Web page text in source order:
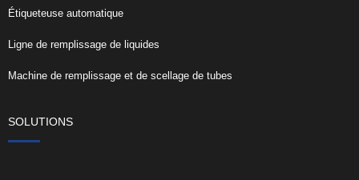
Étiqueteuse automatique
Ligne de remplissage de liquides
Machine de remplissage et de scellage de tubes
SOLUTIONS